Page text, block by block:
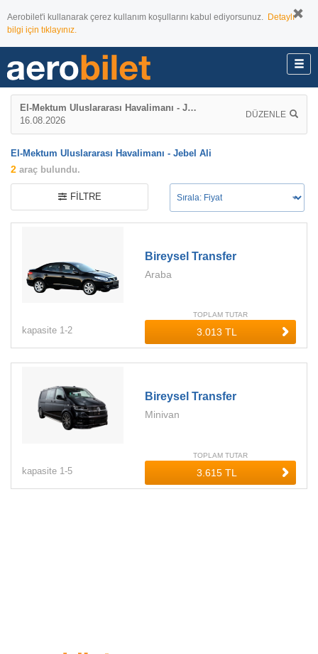
Aerobilet'i kullanarak çerez kullanım koşullarını kabul ediyorsunuz. Detaylı
bilgi için tıklayınız.
El-Mektum Uluslararası Havalimanı - Jebel Ali
16.08.2026
DÜZENLE
El-Mektum Uluslararası Havalimanı - Jebel Ali
2 araç bulundu.
FILTRE
Bireysel Transfer
Araba
kapasite 1-2
TOPLAM TUTAR
Bireysel Transfer
Minivan
kapasite 1-5
TOPLAM TUTAR